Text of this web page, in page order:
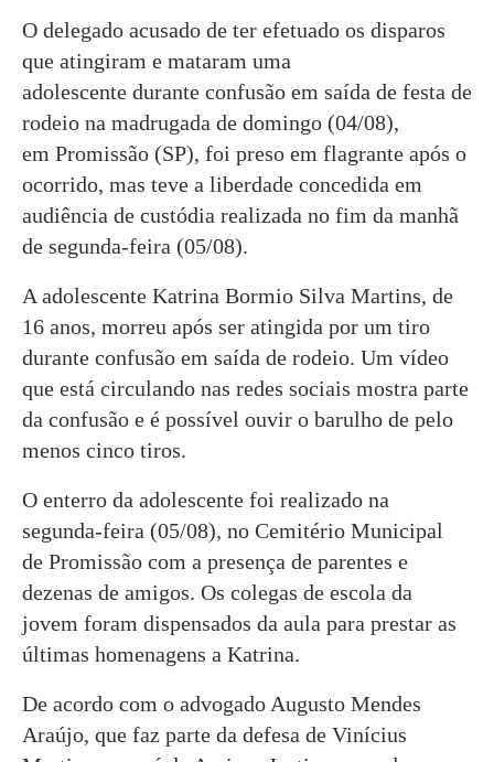
O delegado acusado de ter efetuado os disparos
que atingiram e mataram uma
adolescente durante confusão em saída de festa de
rodeio na madrugada de domingo (04/08),
em Promissão (SP), foi preso em flagrante após o
ocorrido, mas teve a liberdade concedida em
audiência de custódia realizada no fim da manhã
de segunda-feira (05/08).
A adolescente Katrina Bormio Silva Martins, de
16 anos, morreu após ser atingida por um tiro
durante confusão em saída de rodeio. Um vídeo
que está circulando nas redes sociais mostra parte
da confusão e é possível ouvir o barulho de pelo
menos cinco tiros.
O enterro da adolescente foi realizado na
segunda-feira (05/08), no Cemitério Municipal
de Promissão com a presença de parentes e
dezenas de amigos. Os colegas de escola da
jovem foram dispensados da aula para prestar as
últimas homenagens a Katrina.
De acordo com o advogado Augusto Mendes
Araújo, que faz parte da defesa de Vinícius